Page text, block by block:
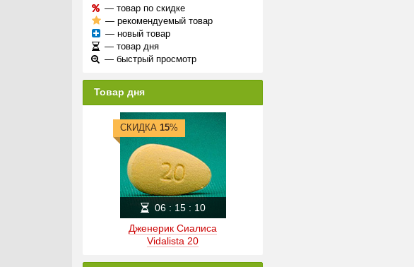
— товар по скидке
— рекомендуемый товар
— новый товар
— товар дня
— быстрый просмотр
Товар дня
Дженерик Сиалиса
Vidalista 20
СКИДКА 15%
06: 15: 10